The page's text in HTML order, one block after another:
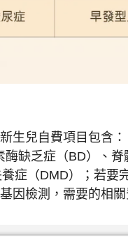
生兒自費項目包含
酶缺乏症（BD）、
症（DMD）；若要
因檢測，需要的相關